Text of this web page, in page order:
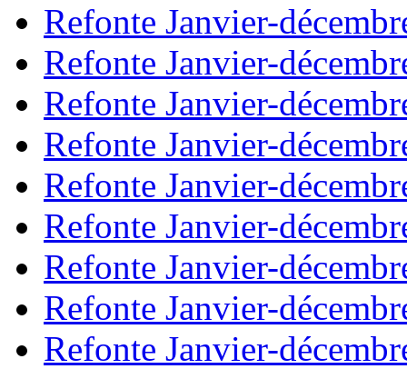
Refonte Janvier-
Refonte Janvier-
Refonte Janvier-
Refonte Janvier-
Refonte Janvier-
Refonte Janvier-
Refonte Janvier-
Refonte Janvier-
Refonte Janvier-